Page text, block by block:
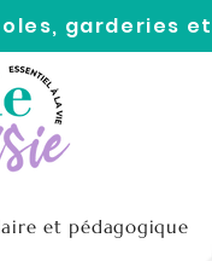
garderies
et pédagogique